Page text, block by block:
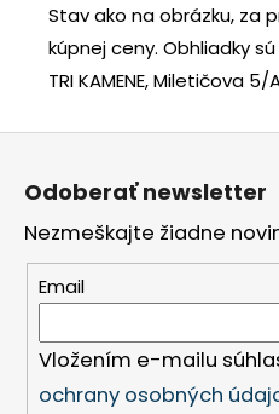
Stav ako na obrázku, za
kúpnej ceny. Obhliadky
TRI KAMENE, Miletičova
Z
Odoberať newsletter
Nezmeškajte žiadne
Email
Vložením e-mailu
ochrany osobných